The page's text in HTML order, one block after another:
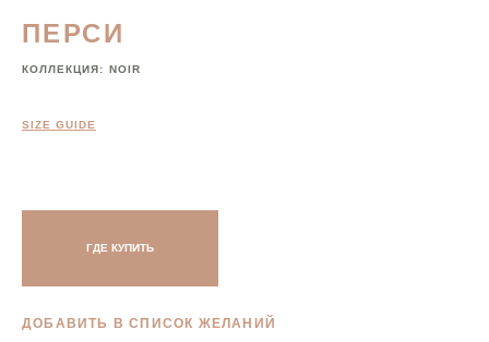
ПЕРСИ
КОЛЛЕКЦИЯ: NOIR
SIZE GUIDE
ГДЕ КУПИТЬ
ДОБАВИТЬ В СПИСОК ЖЕЛАНИЙ